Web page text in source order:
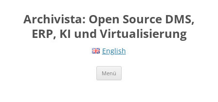
InhaltArchivista: Open Source DMS,
ERP, KI und Virtualisierung
English
Menü